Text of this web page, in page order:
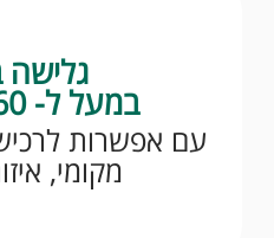
גלישה
במעל ל- 160 מדינות
מקומי,